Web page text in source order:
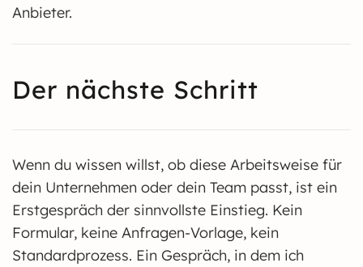
Anbieter.
Der nächste Schritt
Wenn du wissen willst, ob diese Arbeitsweise für
dein Unternehmen oder dein Team passt, ist ein
Erstgespräch der sinnvollste Einstieg. Kein
Formular, keine Anfragen-Vorlage, kein
Standardprozess. Ein Gespräch, in dem ich